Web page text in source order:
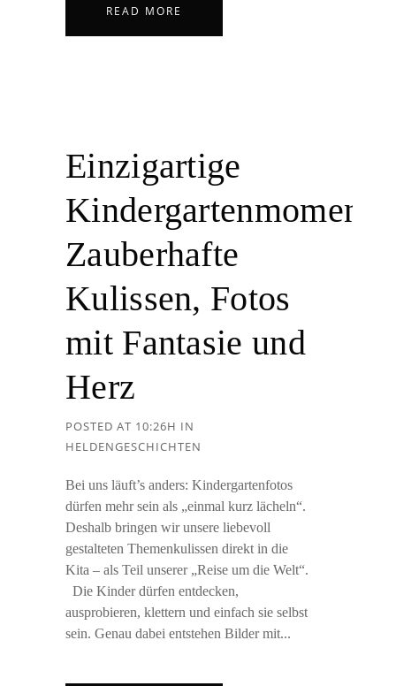
READ MORE
Einzigartige
Zauberhafte
Kulissen, Fotos
mit Fantasie und
Herz
POSTED AT 10:26H IN
HELDENGESCHICHTEN
Bei uns läuft’s anders: Kindergartenfotos
dürfen mehr sein als „einmal kurz lächeln“.
Deshalb bringen wir unsere liebevoll
gestalteten Themenkulissen direkt in die
Kita – als Teil unserer „Reise um die Welt“.
Die Kinder dürfen entdecken,
ausprobieren, klettern und einfach sie selbst
sein. Genau dabei entstehen Bilder mit...